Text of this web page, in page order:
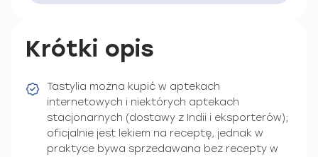
Krótki opis
Tastylia można kupić w aptekach
internetowych i niektórych aptekach
stacjonarnych (dostawy z Indii i eksporterów);
oficjalnie jest lekiem na receptę, jednak w
praktyce bywa sprzedawana bez recepty w